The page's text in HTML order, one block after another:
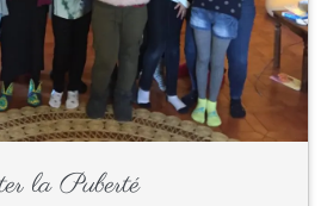
la Puberté